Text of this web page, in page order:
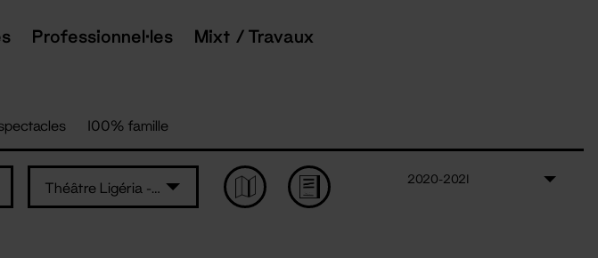
Professionnel·les Mixt / Travaux
100% famille
Théâtre Ligéria - Sainte-Luce-sur-Loire
2020-2021